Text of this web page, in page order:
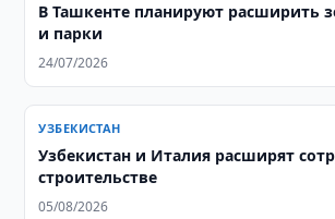
В Ташкенте планируют расширить
и парки
24/07/2026
УЗБЕКИСТАН
Узбекистан и Италия расширят
строительстве
05/08/2026